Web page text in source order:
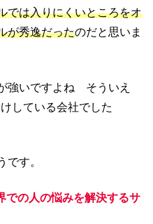
は入りにくいところをオ
が秀逸だったのだと思いま
強いですよね そういえ
している会社でした
です。
での人の悩みを解決するサ